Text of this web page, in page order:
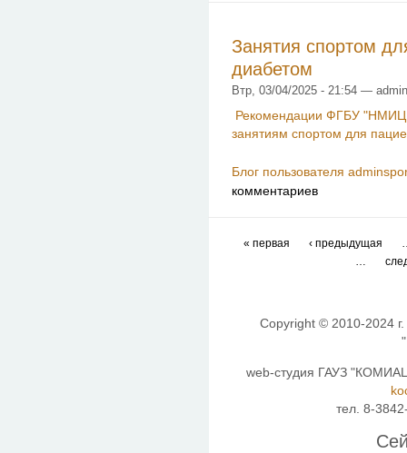
Занятия спортом
диабетом
Втр, 03/04/2025 - 21:54 —
Рекомендации ФГБУ "НМИЦ
занятиям спортом для
Блог пользователя
комментариев
« первая ‹ предыдущая
Copyright © 2010-2024
web-студия ГАУЗ
тел. 8-